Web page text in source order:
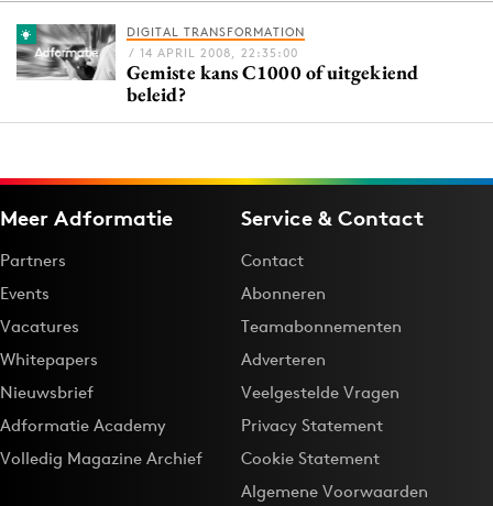
Menu
Adverteren
Events
Opleidingen
Vacatures
Academy
Partners
Topics
DIGITAL TRANSFORMATION
/ 14 APRIL 2008, 22:35:00
Gemiste kans C1000 of uitgekiend
beleid?
Meer Adformatie
Partners
Events
Vacatures
Whitepapers
Nieuwsbrief
Adformatie Academy
Volledig Magazine Archief
Service & Contact
Contact
Abonneren
Teamabonnementen
Adverteren
Veelgestelde Vragen
Privacy Statement
Cookie Statement
Algemene Voorwaarden